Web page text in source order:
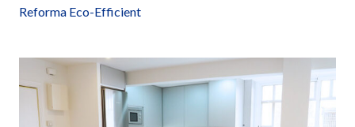
Reforma Eco-Efficient